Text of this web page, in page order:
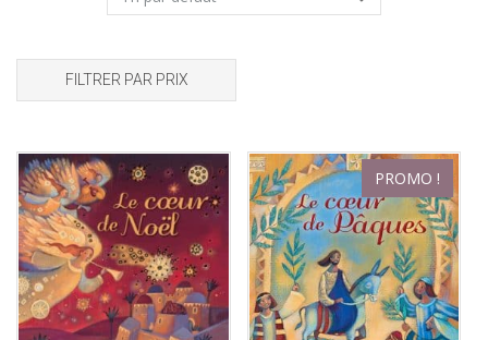
FILTRER PAR PRIX
PROMO !